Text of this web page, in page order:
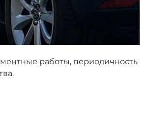
работы, периодичность